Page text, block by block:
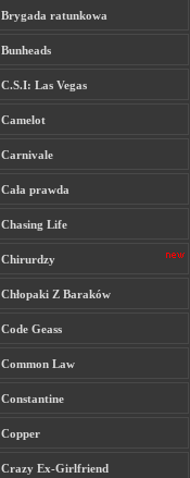
Brygada ratunkowa
Bunheads
C.S.I: Las Vegas
Camelot
Carnivale
Cała prawda
Chasing Life
Chirurdzy
Chłopaki Z Baraków
Code Geass
Common Law
Constantine
Copper
Crazy Ex-Girlfriend